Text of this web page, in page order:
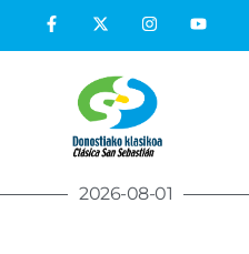
2026-08-01